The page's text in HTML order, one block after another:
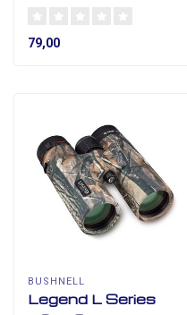
79,00
BUSHNELL
Legend L Series